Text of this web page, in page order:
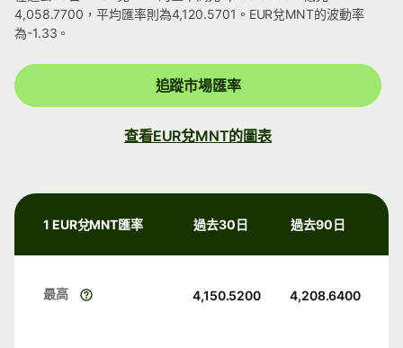
4,058.7700，平均匯率則為4,120.5701。EUR兌MNT的波動率
為-1.33。
追蹤市場匯率
查看EUR兌MNT的圖表
1 EUR兌MNT匯率 過去30日 過去90日
最高 4,150.5200 4,208.6400